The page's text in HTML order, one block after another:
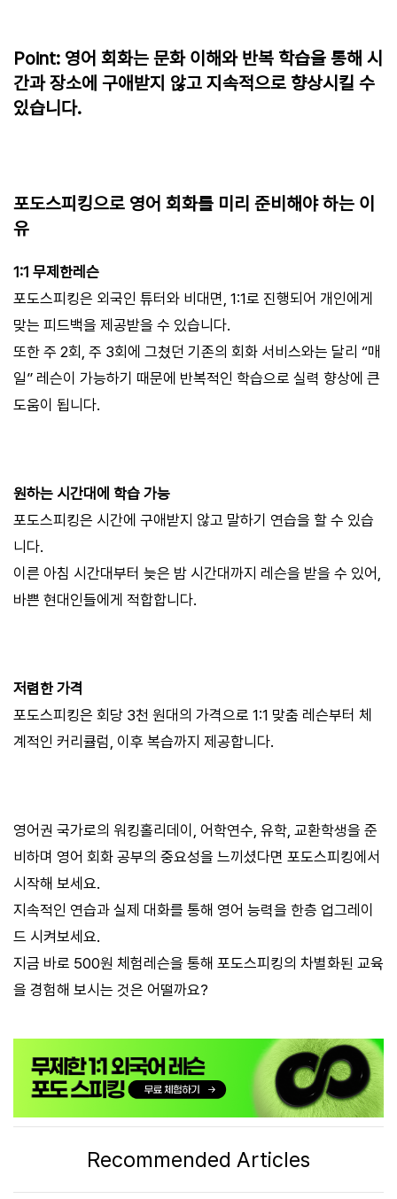
Point: 영어 회화는 문화 이해와 반복 학습을 통해 시
간과 장소에 구애받지 않고 지속적으로 향상시킬 수
있습니다.
포도스피킹으로 영어 회화를 미리 준비해야 하는 이
유
1:1 무제한레슨
포도스피킹은 외국인 튜터와 비대면, 1:1로 진행되어 개인에게
맞는 피드백을 제공받을 수 있습니다.
또한 주 2회, 주 3회에 그쳤던 기존의 회화 서비스와는 달리 “매
일” 레슨이 가능하기 때문에 반복적인 학습으로 실력 향상에 큰
도움이 됩니다.
원하는 시간대에 학습 가능
포도스피킹은 시간에 구애받지 않고 말하기 연습을 할 수 있습
니다.
이른 아침 시간대부터 늦은 밤 시간대까지 레슨을 받을 수 있어,
바쁜 현대인들에게 적합합니다.
저렴한 가격
포도스피킹은 회당 3천 원대의 가격으로 1:1 맞춤 레슨부터 체
계적인 커리큘럼, 이후 복습까지 제공합니다.
영어권 국가로의 워킹홀리데이, 어학연수, 유학, 교환학생을 준
비하며 영어 회화 공부의 중요성을 느끼셨다면 포도스피킹에서
시작해 보세요.
지속적인 연습과 실제 대화를 통해 영어 능력을 한층 업그레이
드 시켜보세요.
지금 바로 500원 체험레슨을 통해 포도스피킹의 차별화된 교육
을 경험해 보시는 것은 어떨까요?
Recommended Articles